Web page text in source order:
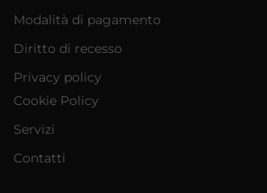
Modalità di pagamento
Diritto di recesso
Privacy policy
Cookie Policy
Servizi
Contatti